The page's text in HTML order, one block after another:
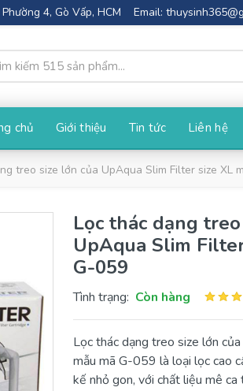
4, Gò Vấp, HCM Email:
chủ Giới thiệu Tin tức Liên hệ
treo size lớn của UpAqua Slim Filter size XL
Lọc thác dạng
UpAqua Slim
G-059
Tình trạng: Còn hàng
Lọc thác dạng treo size lớn
mẫu mã G-059 là loại lọc cao
kế nhỏ gon, với chất liệu mê ca